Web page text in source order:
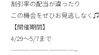
割引率の配当が違ったり
この機会をぜひお見逃しなく♫
【開催期間】
4/29～5/7まで
——————————–